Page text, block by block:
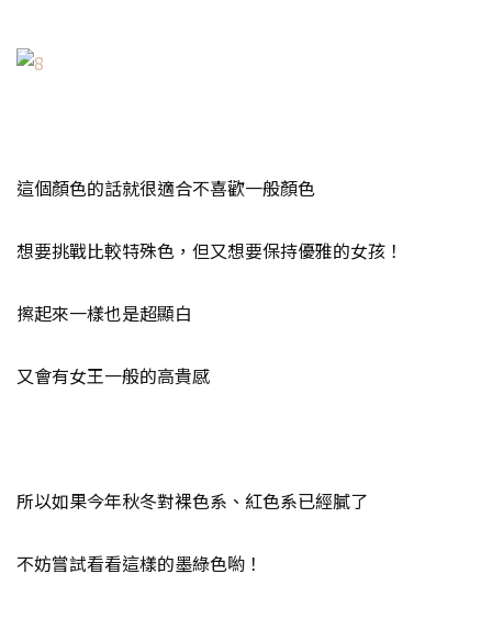
這個顏色的話就很適合不喜歡一般顏色
想要挑戰比較特殊色，但又想要保持優雅的女孩！
擦起來一樣也是超顯白
又會有女王一般的高貴感
所以如果今年秋冬對裸色系、紅色系已經膩了
不妨嘗試看看這樣的墨綠色喲！